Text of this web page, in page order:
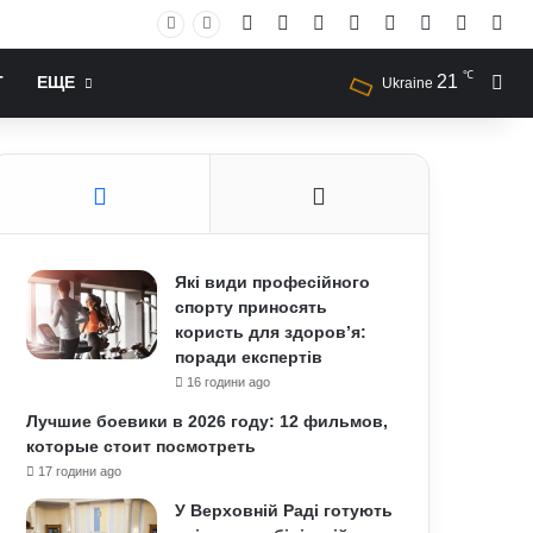
Facebook YouTubeInstagram
RSS Log In
ЕЩЕ Ukraine 21 ℃
Які види професійного
спорту приносять
користь для здоров’я:
поради експертів
16 години ago
Лучшие боевики в 2026 году: 12 фильмов,
которые стоит посмотреть
17 години ago
У Верховній Раді готують